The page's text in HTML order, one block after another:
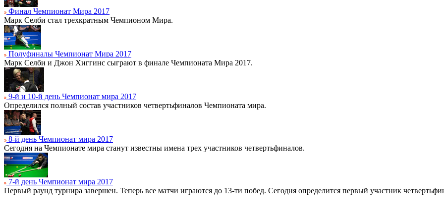
Финал Чемпионат Мира 2017
Марк Селби стал трехкратным Чемпионом Мира.
Полуфиналы Чемпионат Мира 2017
Марк Селби и Джон Хиггинс сыграют в финале Чемпионата Мира 2017.
9-й и 10-й день Чемпионат мира 2017
Определился полный состав участников четвертьфиналов Чемпионата мира.
8-й день Чемпионат мира 2017
Сегодня на Чемпионате мира станут известны имена трех участников четвертьфиналов.
7-й день Чемпионат мира 2017
Первый раунд турнира завершен. Теперь все матчи играются до 13-ти побед. Сегодня определится первый участник